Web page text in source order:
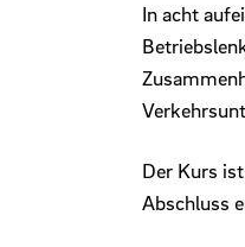
In acht
Der Kurs
Abschluss